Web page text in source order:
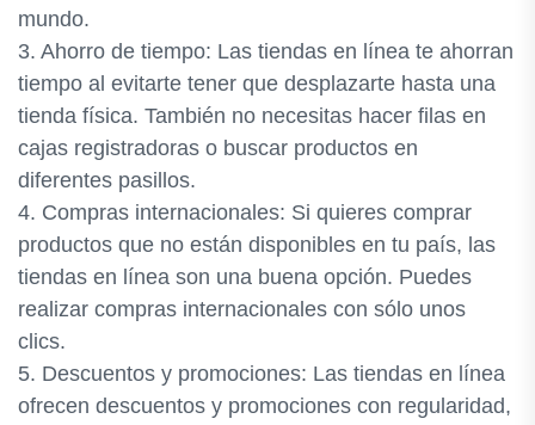
mundo.
3. Ahorro de tiempo: Las tiendas en línea te ahorran
tiempo al evitarte tener que desplazarte hasta una
tienda física. También no necesitas hacer filas en
cajas registradoras o buscar productos en
diferentes pasillos.
4. Compras internacionales: Si quieres comprar
productos que no están disponibles en tu país, las
tiendas en línea son una buena opción. Puedes
realizar compras internacionales con sólo unos
clics.
5. Descuentos y promociones: Las tiendas en línea
ofrecen descuentos y promociones con regularidad,